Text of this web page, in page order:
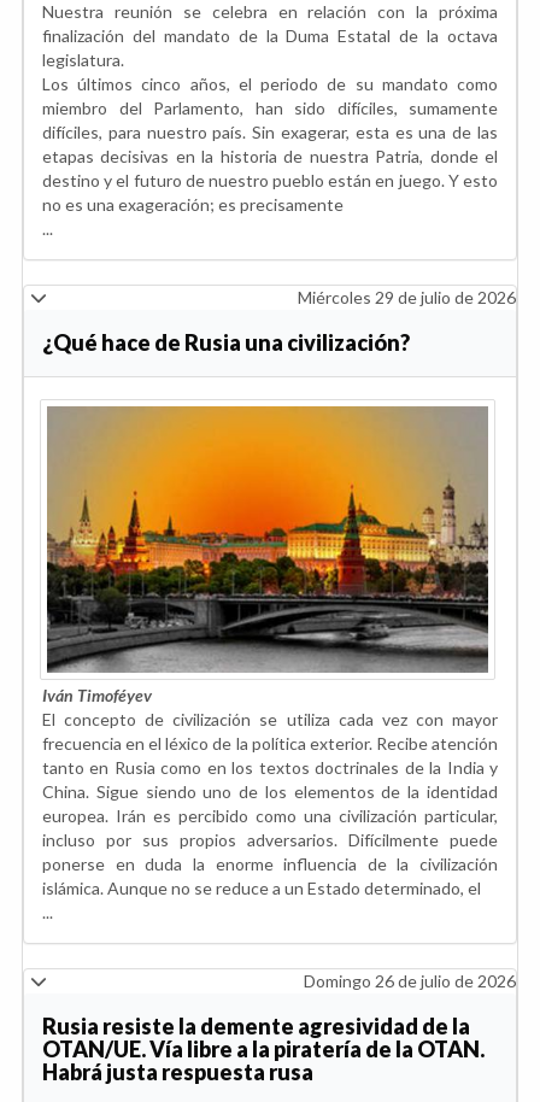
Nuestra reunión se celebra en relación con la próxima
finalización del mandato de la Duma Estatal de la octava
legislatura.
Los últimos cinco años, el periodo de su mandato como
miembro del Parlamento, han sido difíciles, sumamente
difíciles, para nuestro país. Sin exagerar, esta es una de las
etapas decisivas en la historia de nuestra Patria, donde el
destino y el futuro de nuestro pueblo están en juego. Y esto
no es una exageración; es precisamente
...
Miércoles 29 de julio de 2026
¿Qué hace de Rusia una civilización?
Iván Timoféyev
El concepto de civilización se utiliza cada vez con mayor
frecuencia en el léxico de la política exterior. Recibe atención
tanto en Rusia como en los textos doctrinales de la India y
China. Sigue siendo uno de los elementos de la identidad
europea. Irán es percibido como una civilización particular,
incluso por sus propios adversarios. Difícilmente puede
ponerse en duda la enorme influencia de la civilización
islámica. Aunque no se reduce a un Estado determinado, el
...
Domingo 26 de julio de 2026
Rusia resiste la demente agresividad de la
OTAN/UE. Vía libre a la piratería de la OTAN.
Habrá justa respuesta rusa